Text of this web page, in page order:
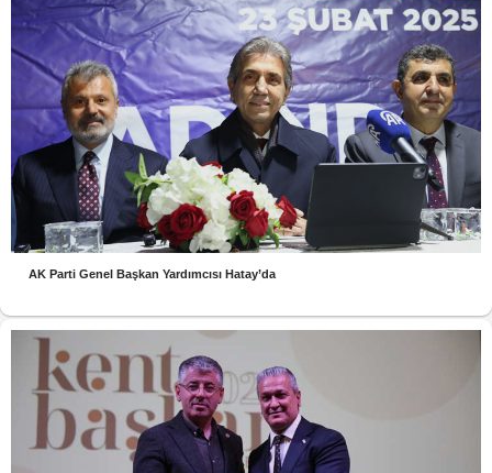
AK Parti Genel Başkan Yardımcısı Hatay’da